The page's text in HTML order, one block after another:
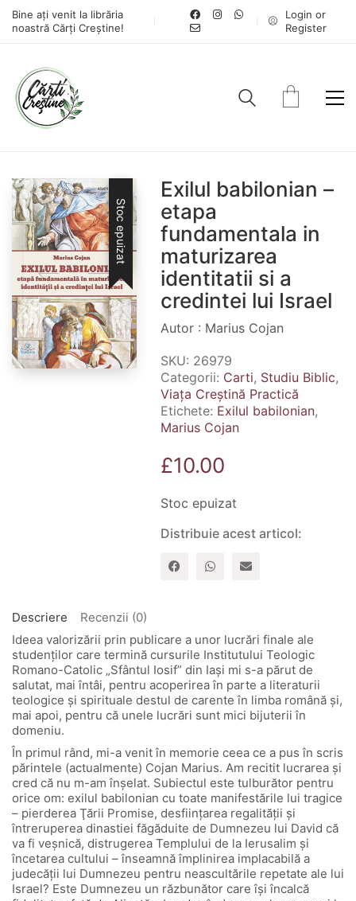
Bine ați venit la librăria
noastră Cărți Creștine!
Login or
Register
Stoc epuizat
Exilul babilonian –
etapa
fundamentala in
maturizarea
identitatii si a
credintei lui Israel
Autor : Marius Cojan
SKU: 26979
Categorii: Carti, Studiu Biblic,
Viața Creștină Practică
Etichete: Exilul babilonian,
Marius Cojan
£10.00
Stoc epuizat
Distribuie acest articol:
Descriere
Recenzii (0)
Ideea valorizării prin publicare a unor lucrări finale ale
studenţilor care termină cursurile Institutului Teologic
Romano-Catolic „Sfântul Iosif” din Iaşi mi s-a părut de
salutat, mai întâi, pentru acoperirea în parte a literaturii
teologice şi spirituale destul de carente în limba română şi,
mai apoi, pentru că unele lucrări sunt mici bijuterii în
domeniu.
În primul rând, mi-a venit în memorie ceea ce a pus în scris
părintele (actualmente) Cojan Marius. Am recitit lucrarea şi
cred că nu m-am înşelat. Subiectul este tulburător pentru
orice om: exilul babilonian cu toate manifestările lui tragice
– pierderea Ţării Promise, desfiinţarea regalităţii şi
întreruperea dinastiei făgăduite de Dumnezeu lui David că
va fi veşnică, distrugerea Templului de la Ierusalim şi
încetarea cultului – înseamnă împlinirea implacabilă a
judecăţii lui Dumnezeu pentru neascultările repetate ale lui
Israel? Este Dumnezeu un răzbunător care îşi încalcă